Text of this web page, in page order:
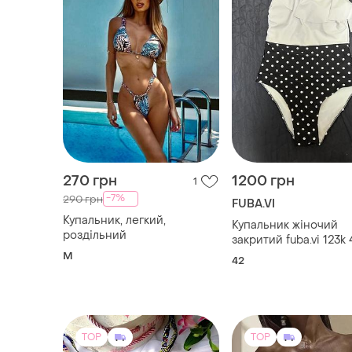
270 грн 1
290 грн -7%
Купальник, легкий,
роздільний
M
1200 грн
FUBA.VI
Купальник жіночий
закритий fuba.vi 123k
білий з чорним 42
42
TOP TOP